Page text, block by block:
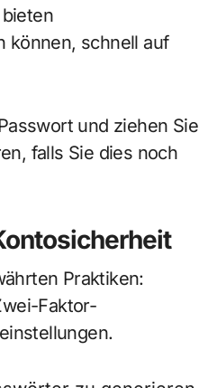
können, schnell auf
und ziehen Sie
falls Sie dies noch
Praktiken:
Faktor-